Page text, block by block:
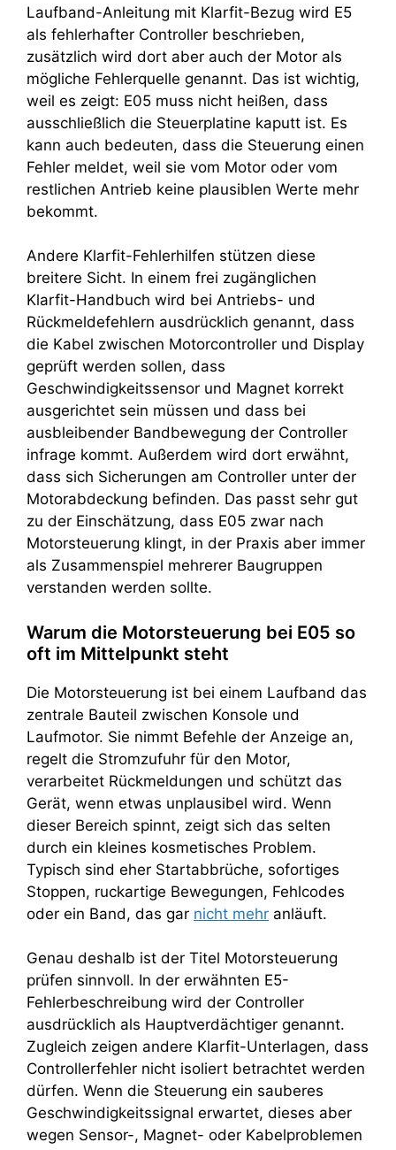
Laufband-Anleitung mit Klarfit-Bezug wird E5
als fehlerhafter Controller beschrieben,
zusätzlich wird dort aber auch der Motor als
mögliche Fehlerquelle genannt. Das ist wichtig,
weil es zeigt: E05 muss nicht heißen, dass
ausschließlich die Steuerplatine kaputt ist. Es
kann auch bedeuten, dass die Steuerung einen
Fehler meldet, weil sie vom Motor oder vom
restlichen Antrieb keine plausiblen Werte mehr
bekommt.
Andere Klarfit-Fehlerhilfen stützen diese
breitere Sicht. In einem frei zugänglichen
Klarfit-Handbuch wird bei Antriebs- und
Rückmeldefehlern ausdrücklich genannt, dass
die Kabel zwischen Motorcontroller und Display
geprüft werden sollen, dass
Geschwindigkeitssensor und Magnet korrekt
ausgerichtet sein müssen und dass bei
ausbleibender Bandbewegung der Controller
infrage kommt. Außerdem wird dort erwähnt,
dass sich Sicherungen am Controller unter der
Motorabdeckung befinden. Das passt sehr gut
zu der Einschätzung, dass E05 zwar nach
Motorsteuerung klingt, in der Praxis aber immer
als Zusammenspiel mehrerer Baugruppen
verstanden werden sollte.
Warum die Motorsteuerung bei E05 so
oft im Mittelpunkt steht
Die Motorsteuerung ist bei einem Laufband das
zentrale Bauteil zwischen Konsole und
Laufmotor. Sie nimmt Befehle der Anzeige an,
regelt die Stromzufuhr für den Motor,
verarbeitet Rückmeldungen und schützt das
Gerät, wenn etwas unplausibel wird. Wenn
dieser Bereich spinnt, zeigt sich das selten
durch ein kleines kosmetisches Problem.
Typisch sind eher Startabbrüche, sofortiges
Stoppen, ruckartige Bewegungen, Fehlcodes
oder ein Band, das gar nicht mehr anläuft.
Genau deshalb ist der Titel Motorsteuerung
prüfen sinnvoll. In der erwähnten E5-
Fehlerbeschreibung wird der Controller
ausdrücklich als Hauptverdächtiger genannt.
Zugleich zeigen andere Klarfit-Unterlagen, dass
Controllerfehler nicht isoliert betrachtet werden
dürfen. Wenn die Steuerung ein sauberes
Geschwindigkeitssignal erwartet, dieses aber
wegen Sensor-, Magnet- oder Kabelproblemen